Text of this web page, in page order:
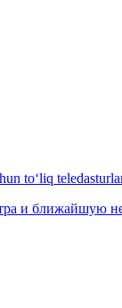
to‘liq
и ближайшую